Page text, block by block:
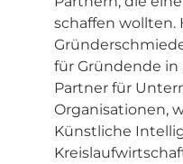
schaffen wollten.
für Gründende in
Partner für
Organisationen,
Künstliche